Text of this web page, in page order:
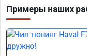
Примеры наших